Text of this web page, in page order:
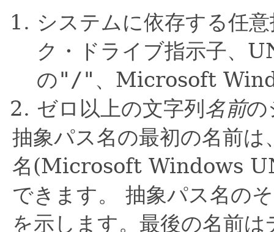
システムに依存する任
ク・ドライブ指示子、
の"/" 、Microsoft
ゼロ以上の文字列 名前の
抽象パス名の最初の名前
名(Microsoft Windows
できます。
抽象パス名の
を示します。最後の名前